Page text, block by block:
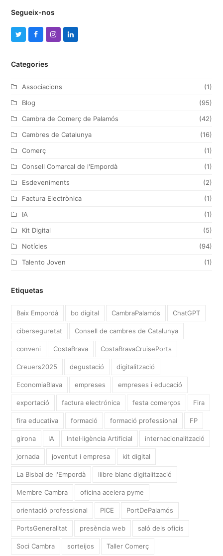
Segueix-nos
i
r
c
o
k
r
a
I
n
Categories
Associacions
(1)
Blog
(95)
Cambra de Comerç de Palamós
(42)
Cambres de Catalunya
(16)
Comerç
(1)
Consell Comarcal de l'Empordà
(1)
Esdeveniments
(2)
Factura Electrònica
(1)
IA
(1)
Kit Digital
(5)
Notícies
(94)
Talento Joven
(1)
Etiquetas
Baix Empordà bo digital CambraPalamós ChatGPT
ciberseguretat Consell de cambres de Catalunya
conveni CostaBrava CostaBravaCruisePorts
Creuers2025 degustació digitalització
EconomiaBlava empreses empreses i educació
exportació factura electrónica festa comerços Fira
fira educativa formació formació professional FP
girona IA Intel·ligència Artificial internacionalització
jornada joventut i empresa kit digital
La Bisbal de l'Empordà llibre blanc digitalització
Membre Cambra oficina acelera pyme
orientació professional PICE PortDePalamós
PortsGeneralitat presència web saló dels oficis
Soci Cambra sorteijos Taller Comerç